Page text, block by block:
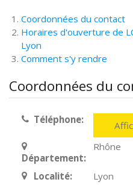
Coordonnées du contact
Horaires d'ouverture de
Lyon
Comment s'y rendre
Coordonnées du
Téléphone:
Département:
Rhône
Localité:
Lyon